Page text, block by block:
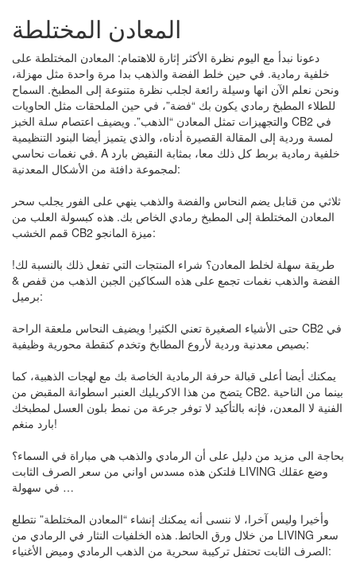
المعادن المختلطة
دعونا نبدأ مع اليوم نظرة الأكثر إثارة للاهتمام: المعادن المختلطة على
خلفية رمادية. في حين خلط الفضة والذهب بدا مرة واحدة مثل مهزلة،
ونحن نعلم الآن انها وسيلة رائعة لجلب نظرة متنوعة إلى المطبخ. السماح
للطلاء المطبخ رمادي يكون بك “فضة”، في حين الملحقات مثل الحاويات
والتجهيزات تمثل المعادن “الذهب”. ويضيف اعتصام سلة الخبز CB2 في
لمسة وردية إلى المقالة القصيرة أدناه، والذي يتميز أيضا البنود التنظيمية
في نغمات نحاسي. A خلفية رمادية بربط كل ذلك معا، بمثابة النقيض بارد
لمجموعة دافئة من الأشكال المعدنية:
ثلاثي من قنابل يضم النحاس والفضة والذهب ينهي على الفور يجلب سحر
المعادن المختلطة إلى المطبخ رمادي الخاص بك. هذه كبسولة العلب من
قمم الخشب CB2 ميزة المانجو:
طريقة سهلة لخلط المعادن؟ شراء المنتجات التي تفعل ذلك بالنسبة لك!
الفضة والذهب نغمات تجمع على هذه السكاكين الجبن الذهب من قفص &
برميل:
حتى الأشياء الصغيرة تعني الكثير! ويضيف النحاس ملعقة الراحة CB2 في
بصيص معدنية وردية لأروع المطابخ وتخدم كنقطة محورية وظيفية:
يمكنك أيضا أعلى قبالة حرفة الرمادية الخاصة بك مع لهجات الذهبية، كما
يتضح من هذا الاكريليك العنبر اسطوانة المقبض من CB2. بينما من الناحية
الفنية لا المعدن، فإنه بالتأكيد لا توفر جرعة من نمط بلون العسل لمطبخك
بارد منغم!
بحاجة الى مزيد من دليل على أن الرمادي والذهب هي مباراة في السماء؟
فلتكن هذه مسدس اواني من سعر الصرف الثابت LIVING وضع عقلك
في سهولة …
وأخيرا وليس آخرا، لا ننسى أنه يمكنك إنشاء “المعادن المختلطة” نتطلع
من خلال ورق الحائط. هذه الخلفيات النثار في الرمادي من LIVING سعر
الصرف الثابت تحتفل تركيبة سحرية من الذهب الرمادي وميض الأغنياء: